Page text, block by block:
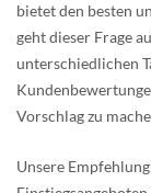
bietet den besten
geht dieser Frage
unterschiedlichen
Vorschlag zu
Unsere